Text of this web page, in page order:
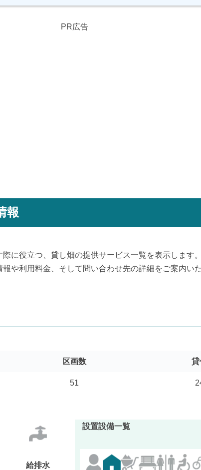
PR広告
報
に役立つ、貸し畑の提供サービス一覧を表示します
や利用料金、そして問い合わせ先の詳細をご案内いた
区画数 貸
51
給排水
設置設備一覧